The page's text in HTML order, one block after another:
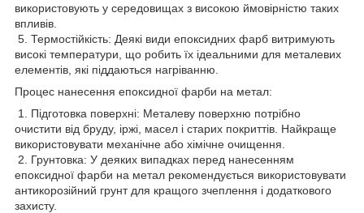
використовують у середовищах з високою ймовірністю таких
впливів.
5. Термостійкість: Деякі види епоксидних фарб витримують
високі температури, що робить їх ідеальними для металевих
елементів, які піддаються нагріванню.
Процес нанесення епоксидної фарби на метал:
1. Підготовка поверхні: Металеву поверхню потрібно
очистити від бруду, іржі, масел і старих покриттів. Найкраще
використовувати механічне або хімічне очищення.
2. Грунтовка: У деяких випадках перед нанесенням
епоксидної фарби на метал рекомендується використовувати
антикорозійний грунт для кращого зчеплення і додаткового
захисту.